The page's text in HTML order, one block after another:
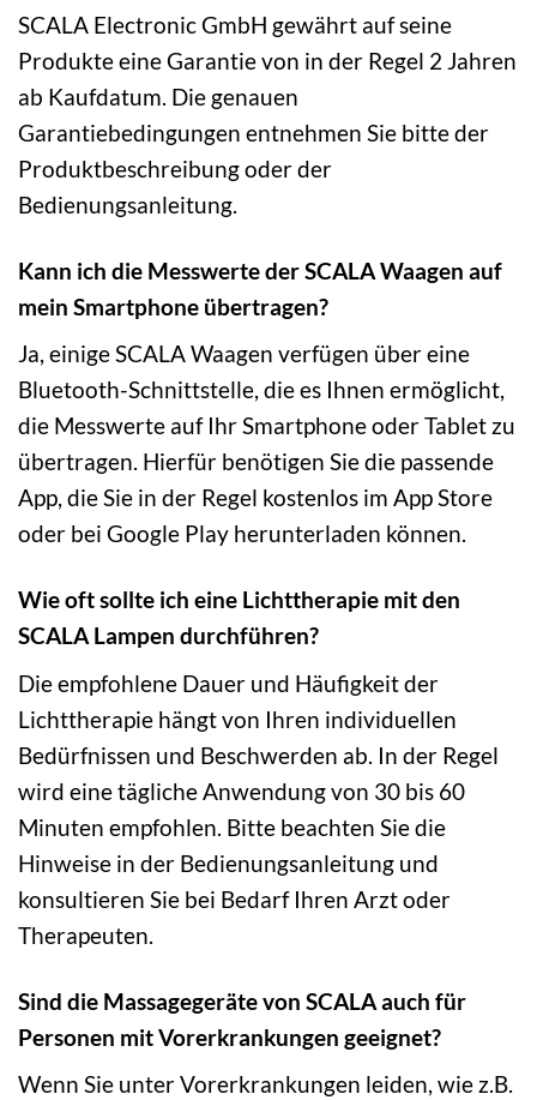
SCALA Electronic GmbH gewährt auf seine
Produkte eine Garantie von in der Regel 2 Jahren
ab Kaufdatum. Die genauen
Garantiebedingungen entnehmen Sie bitte der
Produktbeschreibung oder der
Bedienungsanleitung.
Kann ich die Messwerte der SCALA Waagen auf
mein Smartphone übertragen?
Ja, einige SCALA Waagen verfügen über eine
Bluetooth-Schnittstelle, die es Ihnen ermöglicht,
die Messwerte auf Ihr Smartphone oder Tablet zu
übertragen. Hierfür benötigen Sie die passende
App, die Sie in der Regel kostenlos im App Store
oder bei Google Play herunterladen können.
Wie oft sollte ich eine Lichttherapie mit den
SCALA Lampen durchführen?
Die empfohlene Dauer und Häufigkeit der
Lichttherapie hängt von Ihren individuellen
Bedürfnissen und Beschwerden ab. In der Regel
wird eine tägliche Anwendung von 30 bis 60
Minuten empfohlen. Bitte beachten Sie die
Hinweise in der Bedienungsanleitung und
konsultieren Sie bei Bedarf Ihren Arzt oder
Therapeuten.
Sind die Massagegeräte von SCALA auch für
Personen mit Vorerkrankungen geeignet?
Wenn Sie unter Vorerkrankungen leiden, wie z.B.